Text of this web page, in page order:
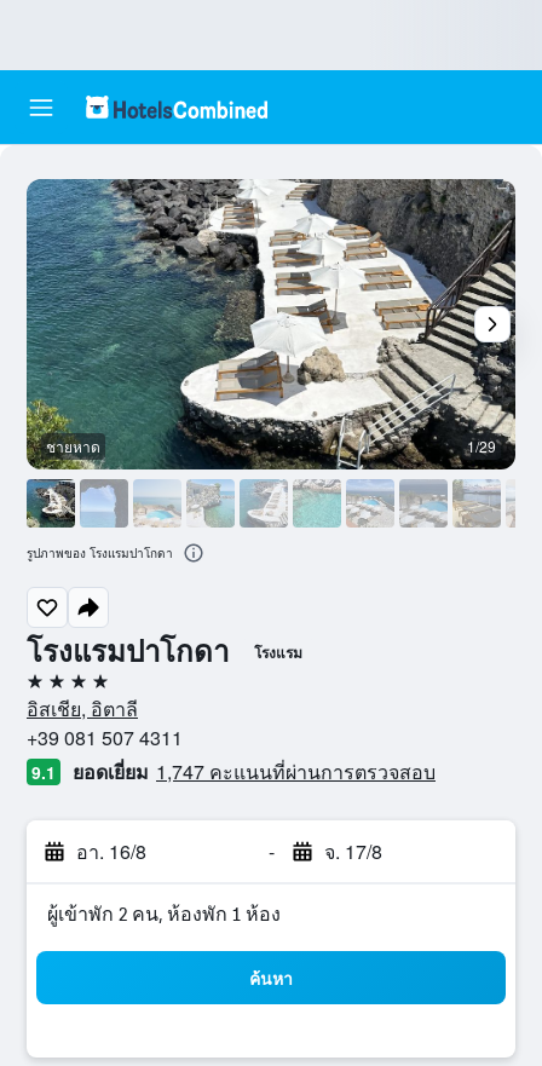
โรงแรมปาโกดา โรงแรม
4 ดาว
อิสเชีย, อิตาลี
+39 081 507 4311
9.1 ยอดเยี่ยม 1,747 คะแนนที่ผ่านการตรวจสอบ
อา. 16/8 - จ. 17/8
ผู้เข้าพัก 2 คน, ห้องพัก 1 ห้อง
ค้นหา
ชายหาด 1/29
รูปภาพของ โรงแรมปาโกดา